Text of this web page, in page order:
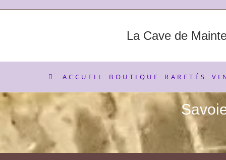
La Cave de
ACCUEIL BOUTIQUE RARETÉS